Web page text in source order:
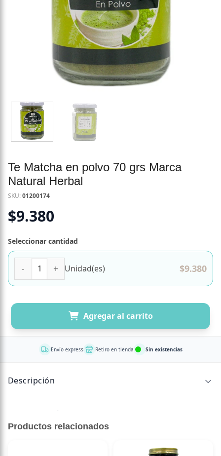
Te Matcha en polvo 70 grs Marca
Natural Herbal
SKU:01200174
$9.380
Seleccionar cantidad
Unidad(es) $9.380
Agregar al carrito
Envío express Retiro en tienda Sin existencias
Descripción
Sin descripción disponible.
Productos relacionados